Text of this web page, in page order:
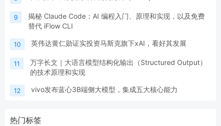
9
揭秘 Claude Code：AI 编程入门、原理和实现，以及免费
替代 iFlow CLI
10 英伟达黄仁勋证实投资马斯克旗下xAI，看好其发展
11
万字长文｜大语言模型结构化输出（Structured Output）
的技术原理和实现
12 vivo发布蓝心3B端侧大模型，集成五大核心能力
热门标签